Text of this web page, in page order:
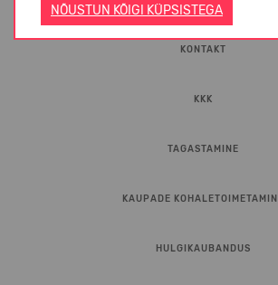
NÕUSTUN KÕIGI KÜPSISTEGA
KONTAKT
KKK
TAGASTAMINE
KAUPADE
HULGIKAUBANDUS